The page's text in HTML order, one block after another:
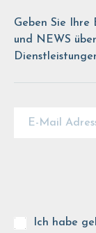
Geben Sie Ihre
und NEWS
Ich habe